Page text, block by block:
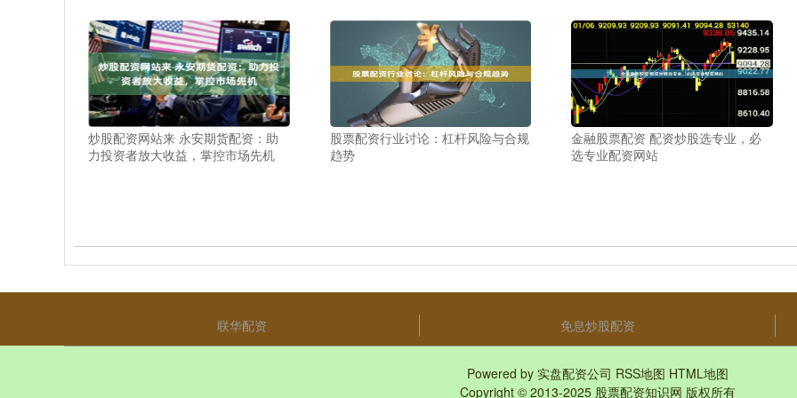
炒股配资网站来 永安期货配资：助
力投资者放大收益，掌控市场先机
股票配资行业讨论：杠杆风险与合规
趋势
金融股票配资 配资炒股选专业，必
选专业配资网站
联华配资 免息炒股配资
Powered by 实盘配资公司 RSS地图 HTML地图
Copyright © 2013-2025 股票配资知识网 版权所有